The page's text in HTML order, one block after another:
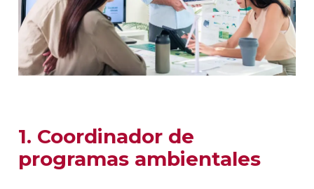
1. Coordinador de
programas ambientales